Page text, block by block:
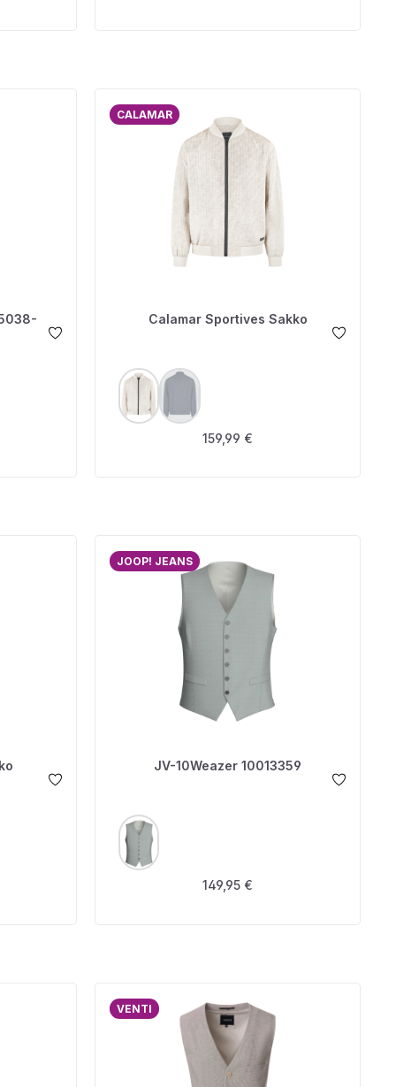
CALAMAR
Calamar Sportives Sakko
FARBE AUSWÄHLEN
(Diese Option ist zurzeit nicht verfügbar.)
Regulärer Preis:
159,99 €
JOOP! JEANS
JV-10Weazer 10013359
FARBE
Regulärer Preis:
149,95 €
VENTI